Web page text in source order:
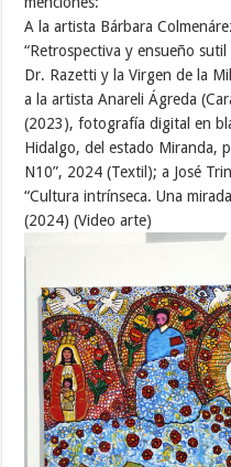
A la artista Bárbara
“Retrospectiva y ensueño
Dr. Razetti y la Virgen de la
a la artista Anareli Ágreda
(2023), fotografía digital en
Hidalgo, del estado Miranda,
N10”, 2024 (Textil); a José
“Cultura intrínseca. Una
(2024) (Video arte)